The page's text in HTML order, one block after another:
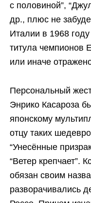
с половиной”,
др., плюс не
Италии в 1968
титула чемпионов
или иначе
Персональный
Энрико Касароза
японскому
отцу таких
“Унесённые
“Ветер крепчает”.
обязан своим
разворачивались